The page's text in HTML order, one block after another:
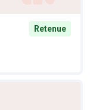
Retenue